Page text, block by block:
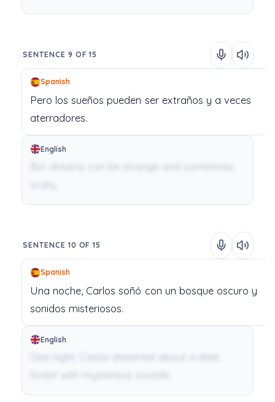
SENTENCE 9 OF 15
Spanish
Pero los sueños pueden ser extraños y a veces
aterradores.
English
SENTENCE 10 OF 15
Spanish
Una noche, Carlos soñó con un bosque oscuro y
sonidos misteriosos.
English